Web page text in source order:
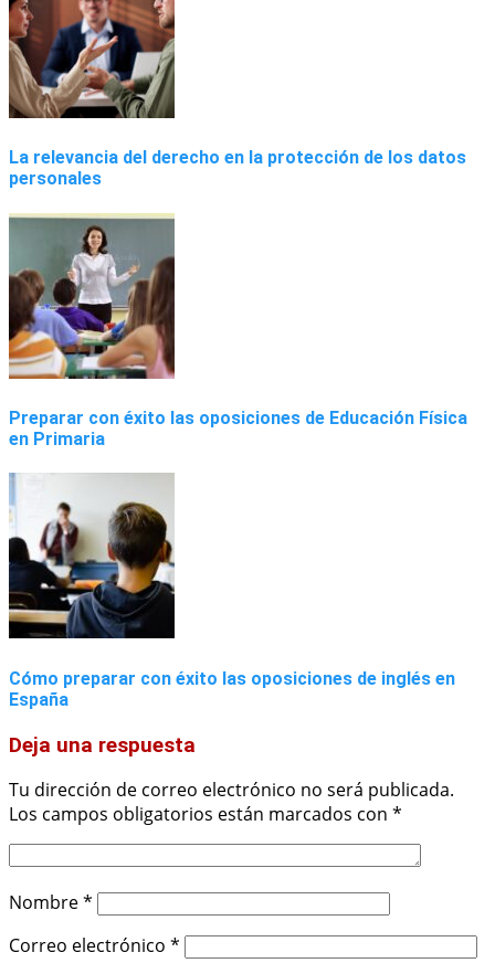
La relevancia del derecho en la protección de los datos
personales
Preparar con éxito las oposiciones de Educación Física
en Primaria
Cómo preparar con éxito las oposiciones de inglés en
España
Deja una respuesta
Tu dirección de correo electrónico no será publicada.
Los campos obligatorios están marcados con *
Nombre*
Correo electrónico *